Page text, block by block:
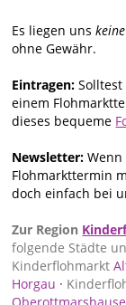
Es liegen uns
ohne Gewähr.
Eintragen:
einem
dieses bequeme
Newsletter:
Flohmarkttermin
doch einfach bei
Zur Region
folgende Städte
Kinderflohmarkt
Horgau ·